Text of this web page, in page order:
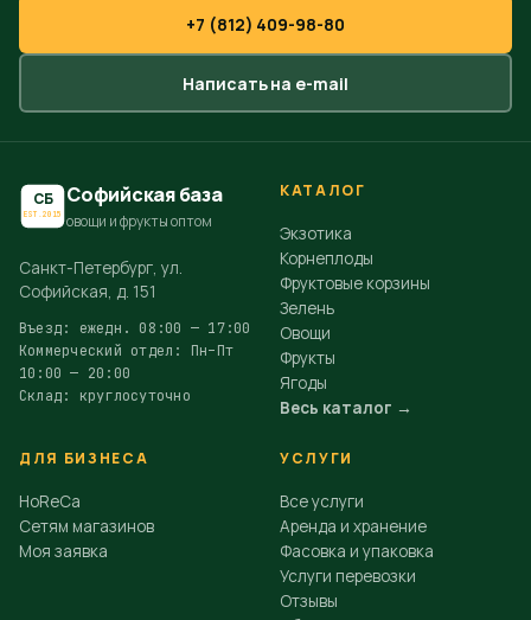
+7 (812) 409-98-80
Написать на e-mail
СБ
EST.2015
Софийская база
овощи и фрукты оптом
Санкт-Петербург, ул.
Софийская, д. 151
Въезд: ежедн. 08:00 — 17:00
Коммерческий отдел: Пн–Пт
10:00 — 20:00
Склад: круглосуточно
КАТАЛОГ
Экзотика
Корнеплоды
Фруктовые корзины
Зелень
Овощи
Фрукты
Ягоды
Весь каталог →
ДЛЯ БИЗНЕСА
HoReCa
Сетям магазинов
Моя заявка
УСЛУГИ
Все услуги
Аренда и хранение
Фасовка и упаковка
Услуги перевозки
Отзывы